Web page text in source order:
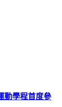
動學程首度參